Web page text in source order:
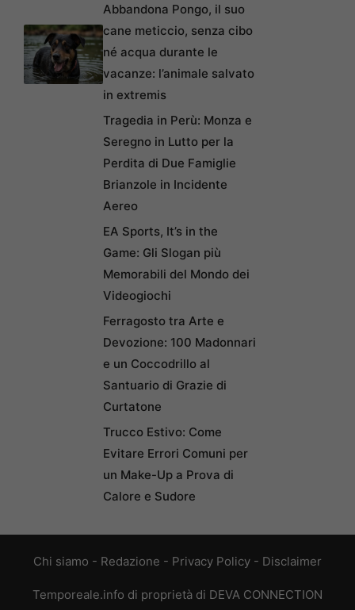
Abbandona Pongo, il suo
cane meticcio, senza cibo
né acqua durante le
vacanze: l’animale salvato
in extremis
Tragedia in Perù: Monza e
Seregno in Lutto per la
Perdita di Due Famiglie
Brianzole in Incidente
Aereo
EA Sports, It’s in the
Game: Gli Slogan più
Memorabili del Mondo dei
Videogiochi
Ferragosto tra Arte e
Devozione: 100 Madonnari
e un Coccodrillo al
Santuario di Grazie di
Curtatone
Trucco Estivo: Come
Evitare Errori Comuni per
un Make-Up a Prova di
Calore e Sudore
Chi siamo - Redazione - Privacy Policy - Disclaimer
Temporeale.info di proprietà di DEVA CONNECTION